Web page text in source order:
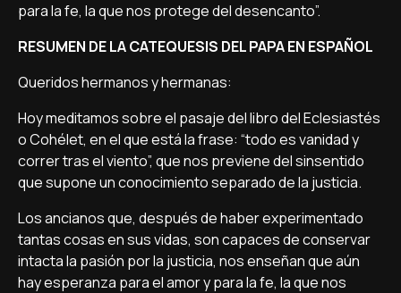
para la fe, la que nos protege del desencanto”.
RESUMEN DE LA CATEQUESIS DEL PAPA EN ESPAÑOL
Queridos hermanos y hermanas:
Hoy meditamos sobre el pasaje del libro del Eclesiastés
o Cohélet, en el que está la frase: “todo es vanidad y
correr tras el viento”, que nos previene del sinsentido
que supone un conocimiento separado de la justicia.
Los ancianos que, después de haber experimentado
tantas cosas en sus vidas, son capaces de conservar
intacta la pasión por la justicia, nos enseñan que aún
hay esperanza para el amor y para la fe, la que nos